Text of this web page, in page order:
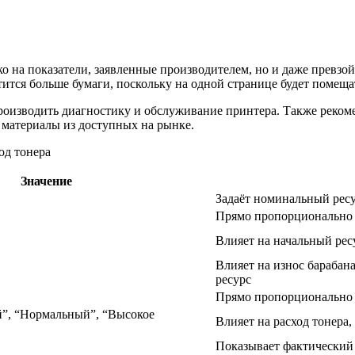
показатели, заявленные производителем, но и даже
больше бумаги, поскольку на одной странице будет
диагностику и обслуживание принтера. Также
из доступных на рынке.
Значение
Задаёт номинальный
Прямо пропорционально
Влияет на начальный
Влияет на износ
ресурс
Прямо пропорционально
“Нормальный”, “Высокое
Влияет на расход
Показывает